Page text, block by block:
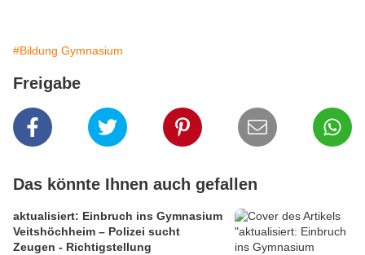
#Bildung Gymnasium
Freigabe
Das könnte Ihnen auch gefallen
aktualisiert: Einbruch ins Gymnasium
Veitshöchheim – Polizei sucht
Zeugen - Richtigstellung